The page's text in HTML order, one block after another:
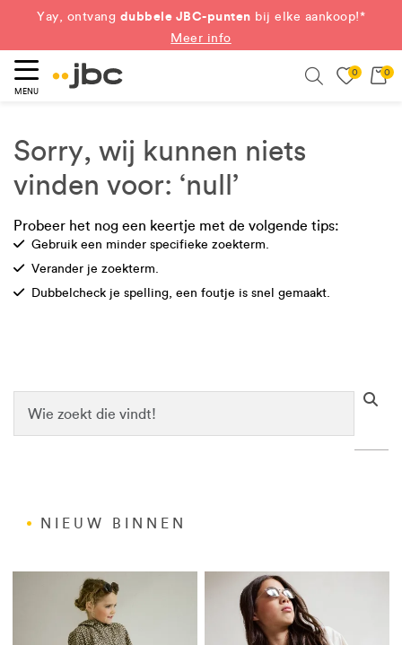
Yay, ontvang dubbele JBC-punten bij elke aankoop!*
Meer info
MENU
0 0
Sorry, wij kunnen niets
vinden voor: ‘null’
Probeer het nog een keertje met de volgende tips:
Check
Gebruik een minder specifieke zoekterm.
Check
Verander je zoekterm.
Check
Dubbelcheck je spelling, een foutje is snel gemaakt.
NIEUW BINNEN